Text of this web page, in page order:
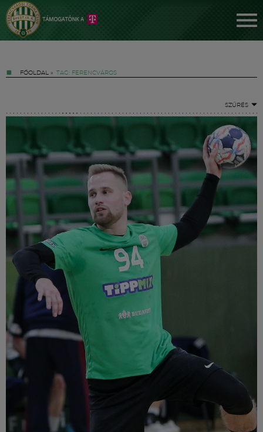
FŐOLDAL » TAG: FERENCVÁROS
SZŰRÉS
Jegyek
FM YouTube +
Hírek
Labdarúgás
Szakosztályok
Meccscenter
Klub
Szolgáltatások